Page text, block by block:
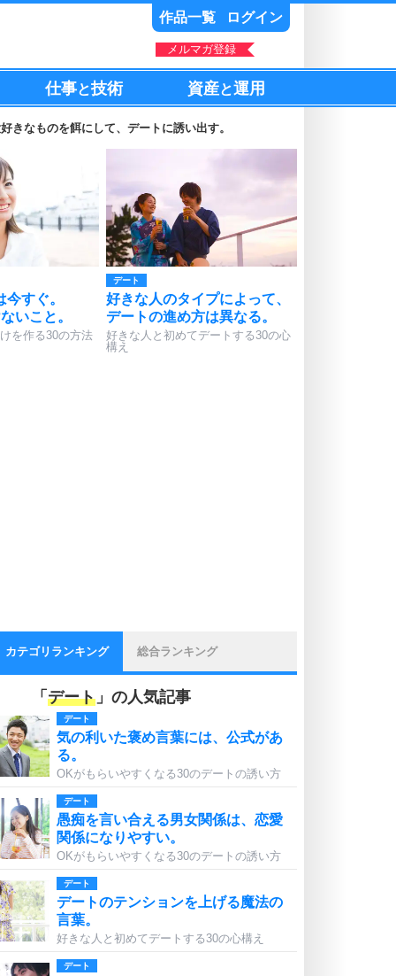
作品一覧 ログイン
メルマガ登録
仕事と技術 資産と運用
きなものを餌にして、デートに誘い出す。
すぐ。
いこと。
を作る30の方法
デート
好きな人のタイプによって、
デートの進め方は異なる。
好きな人と初めてデートする30の心
構え
カテゴリランキング 総合ランキング
「 デート 」の人気記事
デート
気の利いた褒め言葉には、公式があ
る。
OKがもらいやすくなる30のデートの誘い方
デート
愚痴を言い合える男女関係は、恋愛
関係になりやすい。
OKがもらいやすくなる30のデートの誘い方
デート
デートのテンションを上げる魔法の
言葉。
好きな人と初めてデートする30の心構え
デート